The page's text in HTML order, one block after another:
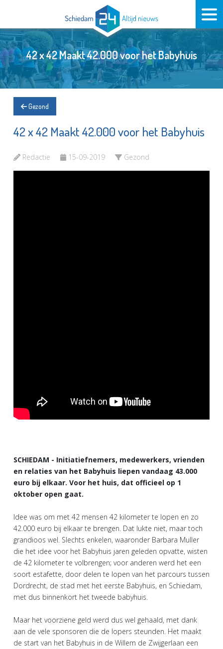
42 x 42 Maakt 42.000 voor het Babyhuis
Gezond
42 x 42 Maakt 42.000 voor het Babyhuis
Redactie 15-09-2019 Gezond
SCHIEDAM - Initiatiefnemers, medewerkers, vrienden
en relaties van het Babyhuis liepen vandaag 43.000
euro bij elkaar. Voor het huis, dat officieel op 1
oktober open gaat.
Idee was om met 42 mensen 42 kilometer te lopen en zo
42.000 euro bij elkaar te brengen. Dat lukte niet, maar toch
grandioos wel. Slechts enkelen, waaronder Barbara Muller
die het idee voor het Babyhuis jaren geleden opvatte, wisten
de 42 kilometer te volbrengen; voor anderen werd het een
soort estafette, door delen te lopen van het parcours tussen
Dordrecht, de stad met het eerste Babyhuis, en Schiedam,
met dus binnenkort het tweede babyhuis.
Maar het voorziene geld werd dus wel gehaald, met dank
aan de vele sponsoren die de lopers steunden. Het maakt
de start van het Babyhuis in de Willem de Zwijgerlaan een